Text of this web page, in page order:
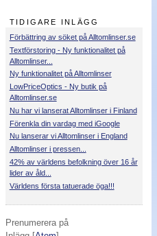
TIDIGARE INLÄGG
Förbättring av söket på Alltomlinser.se
Textförstoring - Ny funktionalitet på
Alltomlinser...
Ny funktionalitet på Alltomlinser
LowPriceOptics - Ny butik på
Alltomlinser.se
Nu har vi lanserat Alltomlinser i Finland
Förenkla din vardag med iGoogle
Nu lanserar vi Alltomlinser i England
Alltomlinser i pressen...
42% av världens befolkning över 16 år
lider av åld...
Världens första tatuerade öga!!!
Prenumerera på